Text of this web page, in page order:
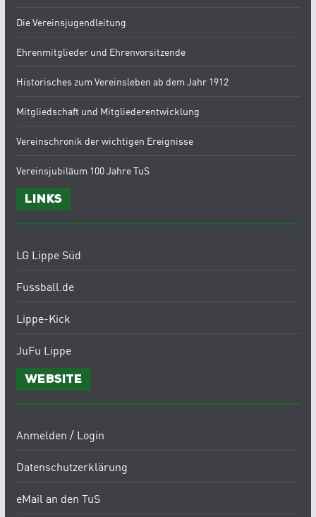
Die Vereinsjugendleitung
Ehrenmitglieder und Ehrenvorsitzende
Historisches zum Vereinsleben ab dem Jahr 1912
Mitgliedschaft und Mitgliederentwicklung
Vereinschronik der wichtigen Ereignisse
Vereinsjubiläum 100 Jahre TuS
Links
LG Lippe Süd
Fussball.de
Lippe-Kick
JuFu Lippe
Website
Anmelden / Login
Datenschutzerklärung
eMail an den TuS